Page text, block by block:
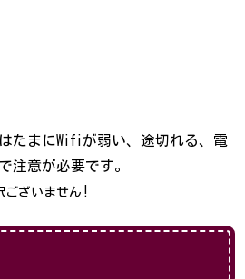
たまにWifiが弱い、途切れる、電
注意が必要です。
ざいません !